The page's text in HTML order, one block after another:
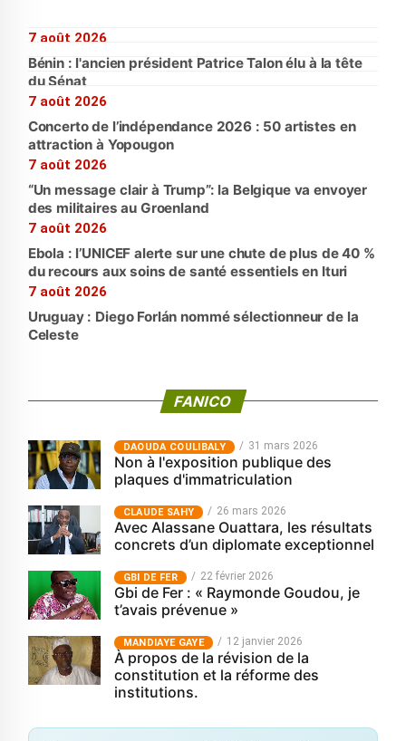
7 août 2026
Bénin : l'ancien président Patrice Talon élu à la tête
du Sénat
7 août 2026
Concerto de l’indépendance 2026 : 50 artistes en
attraction à Yopougon
7 août 2026
“Un message clair à Trump”: la Belgique va envoyer
des militaires au Groenland
7 août 2026
Ebola : l’UNICEF alerte sur une chute de plus de 40 %
du recours aux soins de santé essentiels en Ituri
7 août 2026
Uruguay : Diego Forlán nommé sélectionneur de la
Celeste
FANICO
‎DAOUDA COULIBALY 31 mars 2026
Non à l'exposition publique des
plaques d'immatriculation
CLAUDE SAHY 26 mars 2026
Avec Alassane Ouattara, les résultats
concrets d’un diplomate exceptionnel
GBI DE FER 22 février 2026
Gbi de Fer : « Raymonde Goudou, je
t’avais prévenue »
MANDIAYE GAYE 12 janvier 2026
À propos de la révision de la
constitution et la réforme des
institutions.